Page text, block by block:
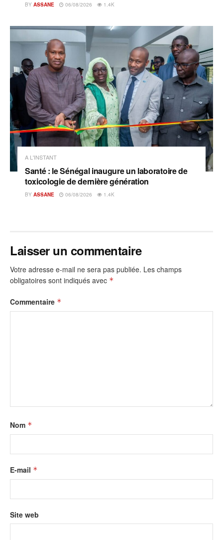
BY ASSANE 06/08/2026 1.4K
A L'INSTANT
Santé : le Sénégal inaugure un laboratoire de
toxicologie de dernière génération
BY ASSANE 06/08/2026 1.4K
Laisser un commentaire
Votre adresse e-mail ne sera pas publiée. Les champs
obligatoires sont indiqués avec *
Commentaire *
Nom *
E-mail *
Site web